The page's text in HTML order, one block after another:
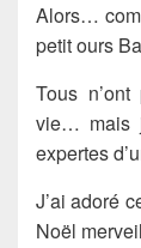
Alors…
petit ours
Tous
vie… mais
expertes
J’ai adoré
Noël